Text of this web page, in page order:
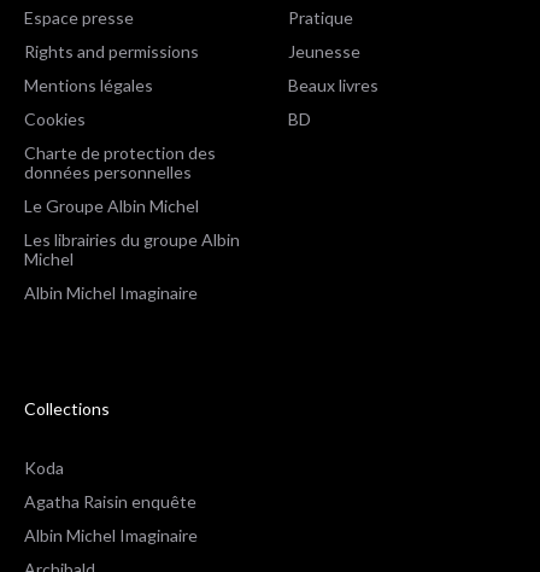
Espace presse
Rights and permissions
Mentions légales
Cookies
Charte de protection des
données personnelles
Le Groupe Albin Michel
Les librairies du groupe Albin
Michel
Albin Michel Imaginaire
Pratique
Jeunesse
Beaux livres
BD
Collections
Koda
Agatha Raisin enquête
Albin Michel Imaginaire